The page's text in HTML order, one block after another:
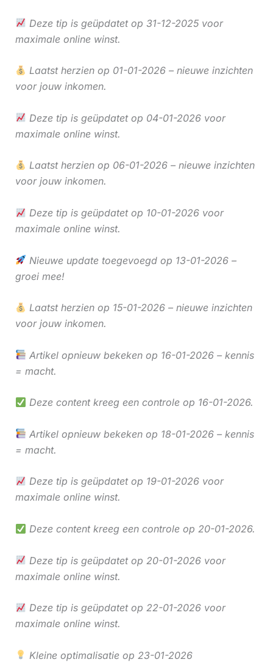
Deze tip is geüpdatet op 31-12-2025 voor
maximale online winst.
Laatst herzien op 01-01-2026 – nieuwe inzichten
voor jouw inkomen.
Deze tip is geüpdatet op 04-01-2026 voor
maximale online winst.
Laatst herzien op 06-01-2026 – nieuwe inzichten
voor jouw inkomen.
Deze tip is geüpdatet op 10-01-2026 voor
maximale online winst.
Nieuwe update toegevoegd op 13-01-2026 –
groei mee!
Laatst herzien op 15-01-2026 – nieuwe inzichten
voor jouw inkomen.
Artikel opnieuw bekeken op 16-01-2026 – kennis
= macht.
Deze content kreeg een controle op 16-01-2026.
Artikel opnieuw bekeken op 18-01-2026 – kennis
= macht.
Deze tip is geüpdatet op 19-01-2026 voor
maximale online winst.
Deze content kreeg een controle op 20-01-2026.
Deze tip is geüpdatet op 20-01-2026 voor
maximale online winst.
Deze tip is geüpdatet op 22-01-2026 voor
maximale online winst.
Kleine optimalisatie op 23-01-2026